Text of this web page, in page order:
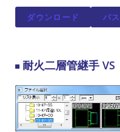
ダウンロード パ
耐火二層管継手 VS